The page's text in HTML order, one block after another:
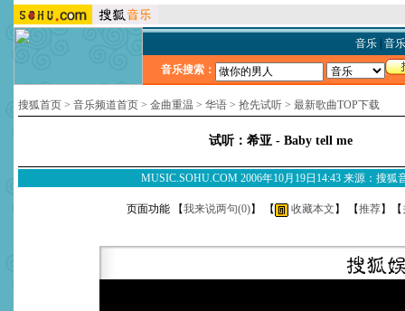
音乐| 音
音乐搜索：
搜狐首页 > 音乐频道首页 > 金曲重温 > 华语 > 抢先试听 > 最新歌曲TOP下载
试听：希亚 - Baby tell me
MUSIC.SOHU.COM 2006年10月19日14:43 来源：搜狐
页面功能 【我来说两句(0)】 【 收藏本文 】 【推荐】【